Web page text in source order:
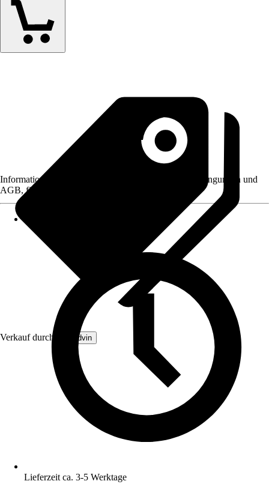
Verkauf durch: Brandvin
Informationen des Verkäufers, wie z. B. Rückgabebedingungen und
AGB, finden Sie bei Klick auf den Verkäufernamen.
Lieferzeit ca. 3-5 Werktage